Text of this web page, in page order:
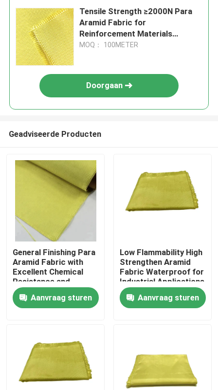
Producten
Tensile Strength ≥2000N Para
Aramid Fabric for
Reinforcement Materials
Conventional Pattern
MOQ： 100METER
Doorgaan
Geadviseerde Producten
General Finishing Para
Aramid Fabric with
Excellent Chemical
Resistance and
Tensile Strength
≥2000NAanvraag sturen
Low Flammability High
Strengthen Aramid
Fabric Waterproof for
Industrial Applications
Aanvraag sturen